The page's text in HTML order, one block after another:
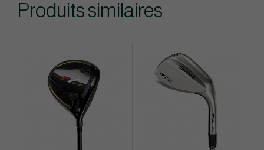
Produits similaires